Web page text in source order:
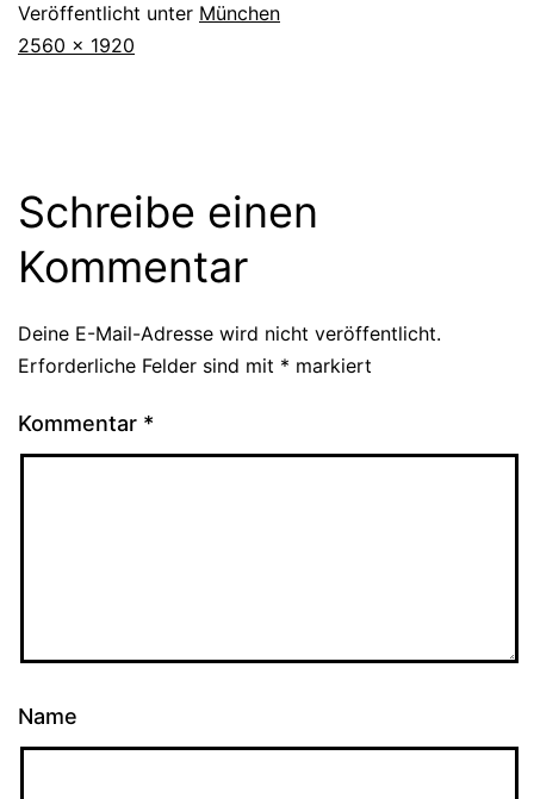
Veröffentlicht unter München
Originalgröße
2560 × 1920
Schreibe einen
Kommentar
Deine E-Mail-Adresse wird nicht veröffentlicht.
Erforderliche Felder sind mit * markiert
Kommentar *
Name